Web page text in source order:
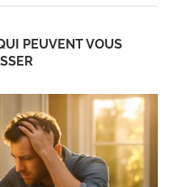
PEUVENT VOUS